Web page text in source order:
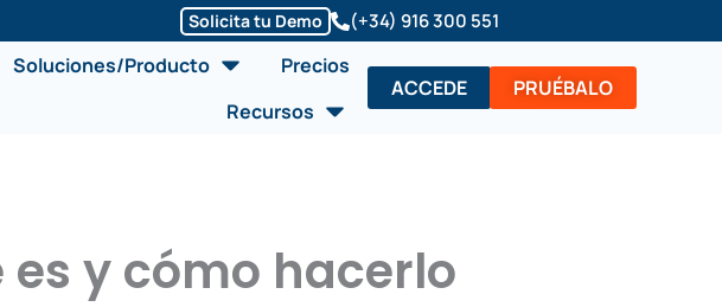
Solicita tu Demo (+34) 916 300 551
Soluciones/Producto Abrir Soluciones/Producto
Precios
Recursos Abrir Recursos
ACCEDE PRUÉBALO
y cómo hacerlo